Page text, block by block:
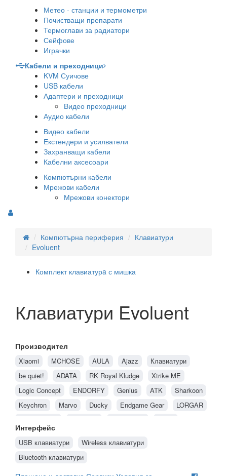
Метео - станции и термометри
Почистващи препарати
Термоглави за радиатори
Сейфове
Играчки
Кабели и преходници
KVM Суичове
USB кабели
Адаптери и преходници
Видео преходници
Аудио кабели
Видео кабели
Екстендери и усилватели
Захранващи кабели
Кабелни аксесоари
Компютърни кабели
Мрежови кабели
Мрежови конектори
Компютърна периферия
Клавиатури
Evoluent
Комплект клавиатурa с мишка
Клавиатури Evoluent
Производител
Xiaomi MCHOSE AULA Ajazz
Клавиатури
be quiet!
ADATA RK Royal Kludge
Xtrike ME
Logic Concept
ENDORFY Genius ATK
Sharkoon
Keychron
Marvo Ducky Endgame Gear
LORGAR
Genesis
Rapoo MSI
Canyon
Интерфейс
USB клавиатури
Wireless клавиатури
Bluetooth клавиатури